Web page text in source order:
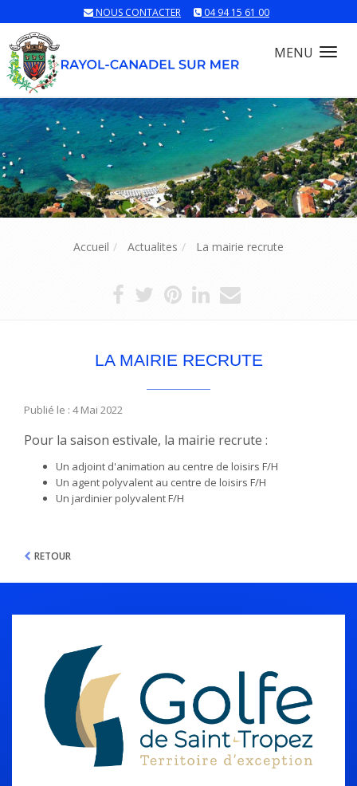
NOUS CONTACTER 04 94 15 61 00
MENU
Accueil Actualites La mairie recrute
LA MAIRIE RECRUTE
Publié le : 4 Mai 2022
Pour la saison estivale, la mairie recrute :
Un adjoint d'animation au centre de loisirs F/H
Un agent polyvalent au centre de loisirs F/H
Un jardinier polyvalent F/H
RETOUR